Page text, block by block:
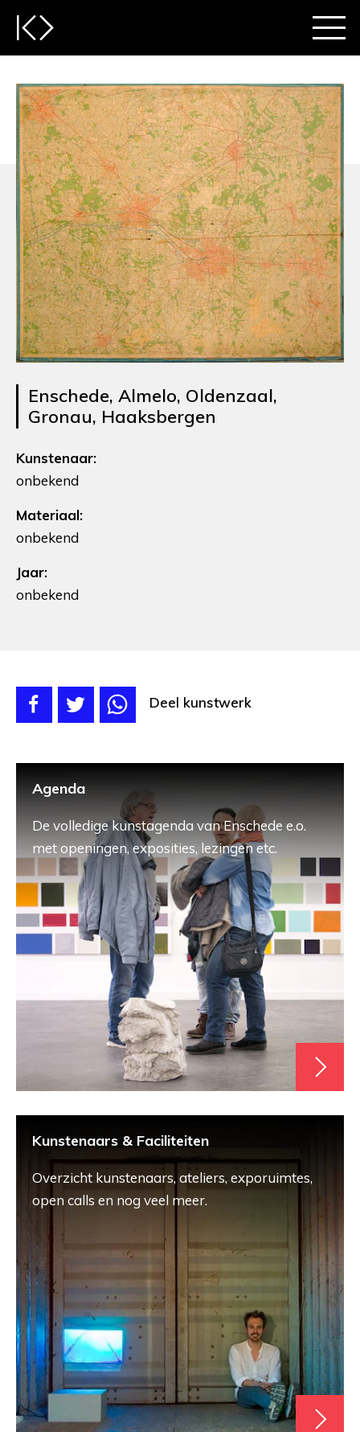
Enschede, Almelo, Oldenzaal,
Gronau, Haaksbergen
Kunstenaar:
onbekend
Materiaal:
onbekend
Jaar:
onbekend
Deel kunstwerk
Agenda
De volledige kunstagenda van Enschede e.o.
met openingen, exposities, lezingen etc.
Kunstenaars & Faciliteiten
Overzicht kunstenaars, ateliers, exporuimtes,
open calls en nog veel meer.